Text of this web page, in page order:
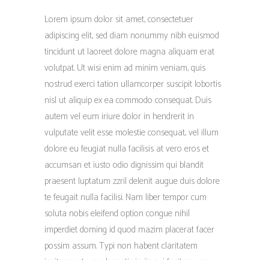
Lorem ipsum dolor sit amet, consectetuer
adipiscing elit, sed diam nonummy nibh euismod
tincidunt ut laoreet dolore magna aliquam erat
volutpat. Ut wisi enim ad minim veniam, quis
nostrud exerci tation ullamcorper suscipit lobortis
nisl ut aliquip ex ea commodo consequat. Duis
autem vel eum iriure dolor in hendrerit in
vulputate velit esse molestie consequat, vel illum
dolore eu feugiat nulla facilisis at vero eros et
accumsan et iusto odio dignissim qui blandit
praesent luptatum zzril delenit augue duis dolore
te feugait nulla facilisi. Nam liber tempor cum
soluta nobis eleifend option congue nihil
imperdiet doming id quod mazim placerat facer
possim assum. Typi non habent claritatem